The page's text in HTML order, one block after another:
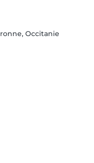
Occitanie